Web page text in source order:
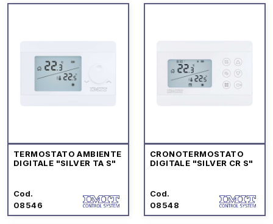
TERMOSTATO AMBIENTE
DIGITALE "SILVER TA S"
Cod.
08546
CRONOTERMOSTATO
DIGITALE "SILVER CR S"
Cod.
08548